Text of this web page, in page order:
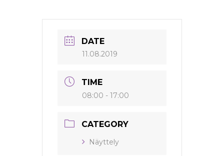
DATE
11.08.2019
TIME
08:00 - 17:00
CATEGORY
Näyttely